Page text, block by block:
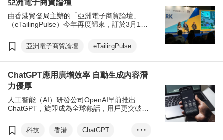
名企業的管理層，在即將（3月13日）舉辦的
亞洲品牌及營銷論壇（MarketingPulse）及亞
洲電子商貿論壇（eTailingPulse）分享相關議
題及成功經驗。
eTailingPulse
亞洲電子商貿論壇
由香港貿發局主辦的「亞洲電子商貿論壇」
（eTailingPulse）今年再度歸來，訂於3月13
還包括「亞洲品牌及營銷論壇」
（MarketingPulse）。
亞洲電子商貿論壇 eTailingPulse
ChatGPT應用廣增效率 自動生成內容潛
力優厚
人工智能（AI）研發公司OpenAI早前推出
ChatGPT，旋即成為全球熱話，用戶更突破1
應擁抱新科技以提升營運效率。
科技 香港
ChatGPT
• • •